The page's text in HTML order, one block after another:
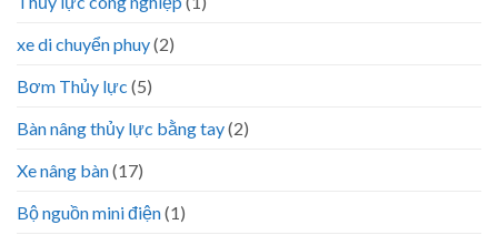
xe di chuyển phuy(2)
Bơm Thủy lực (5)
Bàn nâng thủy lực bằng tay(2)
Xe nâng bàn(17)
Bộ nguồn mini điện(1)